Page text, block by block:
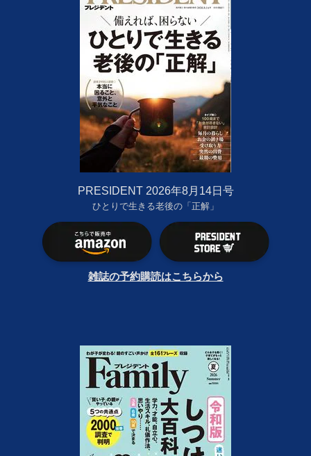
PRESIDENT 2026年8月14日号
ひとりで生きる老後の「正解」
雑誌の予約購読はこちらから